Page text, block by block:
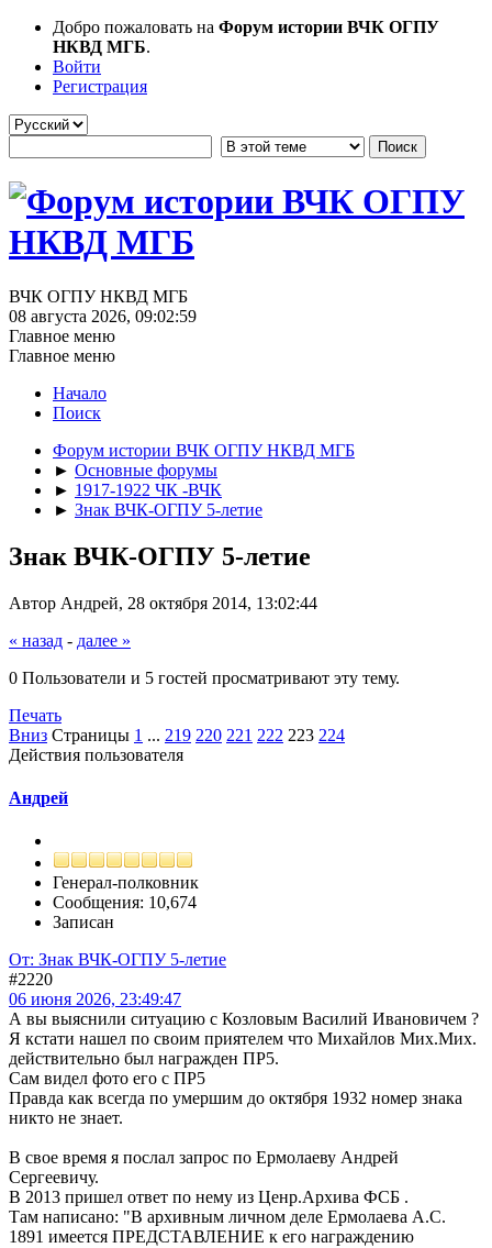
Добро пожаловать на Форум истории ВЧК ОГПУ
НКВД МГБ.
Войти
Регистрация
ВЧК ОГПУ НКВД МГБ
08 августа 2026, 09:02:59
Главное меню
Главное меню
Начало
Поиск
Форум истории ВЧК ОГПУ НКВД МГБ
► Основные форумы
► 1917-1922 ЧК -ВЧК
► Знак ВЧК-ОГПУ 5-летие
Знак ВЧК-ОГПУ 5-летие
Автор Андрей, 28 октября 2014, 13:02:44
« назад - далее »
0 Пользователи и 5 гостей просматривают эту тему.
Печать
Вниз Страницы 1 ... 219 220 221 222 223 224
Действия пользователя
Андрей
Генерал-полковник
Сообщения: 10,674
Записан
От: Знак ВЧК-ОГПУ 5-летие
#2220
06 июня 2026, 23:49:47
А вы выяснили ситуацию с Козловым Василий Ивановичем ?
Я кстати нашел по своим приятелем что Михайлов Мих.Мих.
действительно был награжден ПР5.
Сам видел фото его с ПР5
Правда как всегда по умершим до октября 1932 номер знака
никто не знает.
В свое время я послал запрос по Ермолаеву Андрей
Сергеевичу.
В 2013 пришел ответ по нему из Ценр.Архива ФСБ .
Там написано: "В архивным личном деле Ермолаева А.С.
1891 имеется ПРЕДСТАВЛЕНИЕ к его награждению